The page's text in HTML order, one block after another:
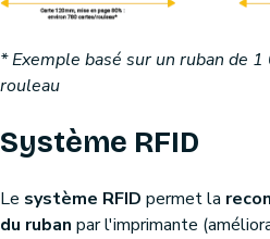
* Exemple basé sur un ruban de
rouleau
Système RFID
Le système RFID permet la
du ruban par l'imprimante